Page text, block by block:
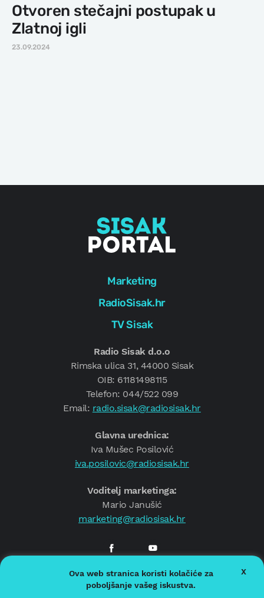
Otvoren stečajni postupak u
Zlatnoj igli
23.09.2024
Marketing
RadioSisak.hr
TV Sisak
Radio Sisak d.o.o
Rimska ulica 31, 44000 Sisak
OIB: 61181498115
Telefon: 044/522 099
Email: radio.sisak@radiosisak.hr
Glavna urednica:
Iva Mušec Posilović
iva.posilovic@radiosisak.hr
Voditelj marketinga:
Mario Janušić
marketing@radiosisak.hr
© 2026.Radio Sisak
Politika privatnosti
Ova web stranica koristi kolačiće za
poboljšanje vašeg iskustva.
X